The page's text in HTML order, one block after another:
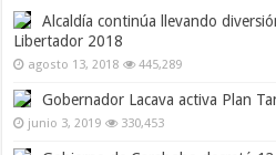
Alcaldía continúa llevando
Libertador 2018
agosto 13, 2018 445,289
Gobernador Lacava activa Plan
junio 3, 2019 330,453